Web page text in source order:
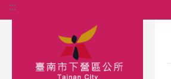
跳到主要內容區塊
:::